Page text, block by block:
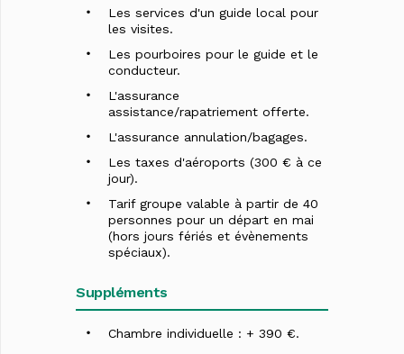
Les services d'un guide local pour
les visites.
Les pourboires pour le guide et le
conducteur.
L'assurance
assistance/rapatriement offerte.
L'assurance annulation/bagages.
Les taxes d'aéroports (300 € à ce
jour).
Tarif groupe valable à partir de 40
personnes pour un départ en mai
(hors jours fériés et évènements
spéciaux).
Suppléments
Chambre individuelle : + 390 €.